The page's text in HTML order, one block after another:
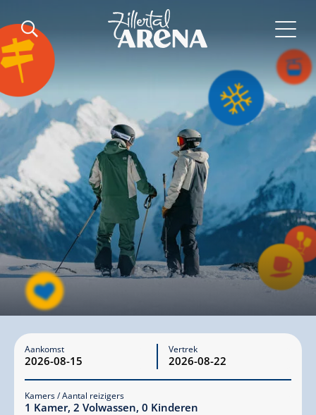
Aankomst Vertrek
Kamers / Aantal reizigers
1 Kamer, 2 Volwassen, 0 Kinderen